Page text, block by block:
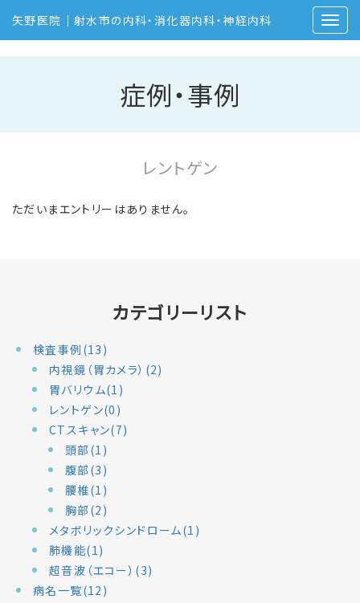
矢野医院｜射水市の内科・消化器内科・神経内科
症例・事例
レントゲン
ただいまエントリーはありません。
カテゴリーリスト
検査事例(13)
内視鏡（胃カメラ）(2)
胃バリウム(1)
レントゲン(0)
CTスキャン(7)
頭部(1)
腹部(3)
腰椎(1)
胸部(2)
メタボリックシンドローム(1)
肺機能(1)
超音波（エコー）(3)
病名一覧(12)